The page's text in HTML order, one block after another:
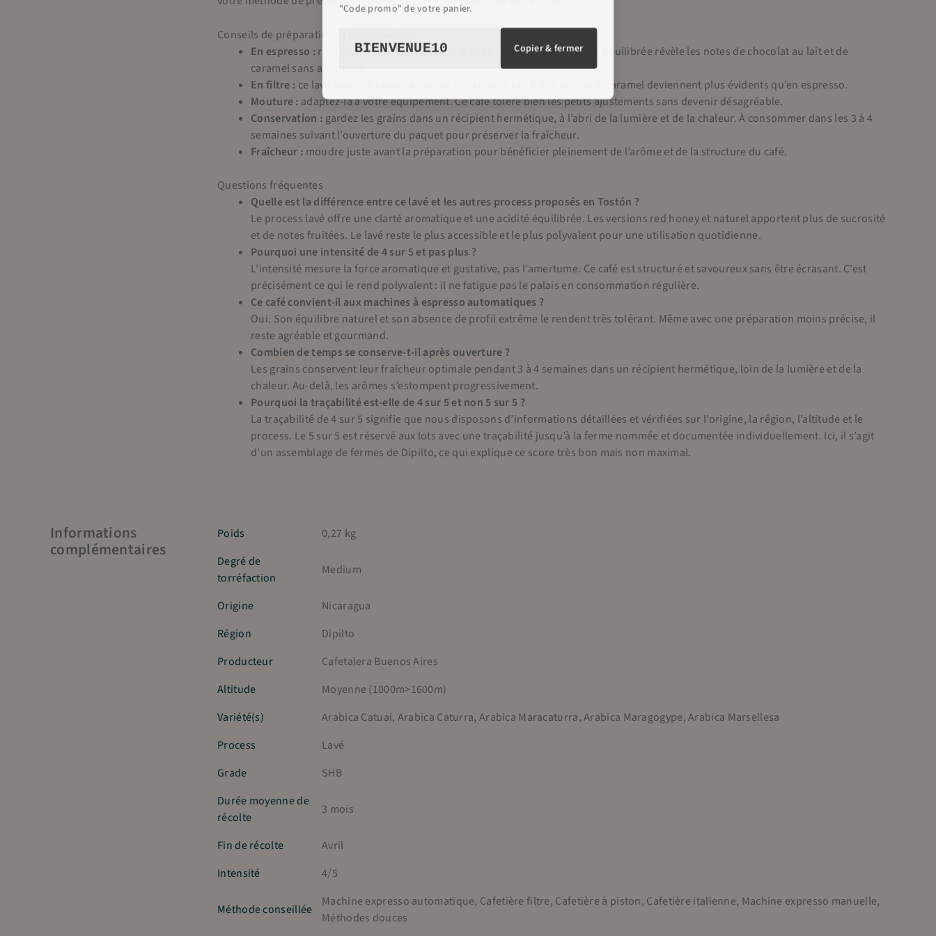
Conseils de préparation et conservation
En espresso : recherchez une belle sucrosité et du corps. Une extraction équilibrée révèle les notes de chocolat au lait et de
caramel sans amertume.
En filtre : ce lavé exprime toute sa finesse et sa clarté. Les fruits secs et le caramel deviennent plus évidents qu’en espresso.
Mouture : adaptez-la à votre équipement. Ce café tolère bien les petits ajustements sans devenir désagréable.
Conservation : gardez les grains dans un récipient hermétique, à l’abri de la lumière et de la chaleur. À consommer dans les 3 à 4
semaines suivant l’ouverture du paquet pour préserver la fraîcheur.
Fraîcheur : moudre juste avant la préparation pour bénéficier pleinement de l’arôme et de la structure du café.
Questions fréquentes
Quelle est la différence entre ce lavé et les autres process proposés en Tostón ?
Le process lavé offre une clarté aromatique et une acidité équilibrée. Les versions red honey et naturel apportent plus de sucrosité
et de notes fruitées. Le lavé reste le plus accessible et le plus polyvalent pour une utilisation quotidienne.
Pourquoi une intensité de 4 sur 5 et pas plus ?
L’intensité mesure la force aromatique et gustative, pas l’amertume. Ce café est structuré et savoureux sans être écrasant. C’est
précisément ce qui le rend polyvalent : il ne fatigue pas le palais en consommation régulière.
Ce café convient-il aux machines à espresso automatiques ?
Oui. Son équilibre naturel et son absence de profil extrême le rendent très tolérant. Même avec une préparation moins précise, il
reste agréable et gourmand.
Combien de temps se conserve-t-il après ouverture ?
Les grains conservent leur fraîcheur optimale pendant 3 à 4 semaines dans un récipient hermétique, loin de la lumière et de la
chaleur. Au-delà, les arômes s’estompent progressivement.
Pourquoi la traçabilité est-elle de 4 sur 5 et non 5 sur 5 ?
La traçabilité de 4 sur 5 signifie que nous disposons d’informations détaillées et vérifiées sur l’origine, la région, l’altitude et le
process. Le 5 sur 5 est réservé aux lots avec une traçabilité jusqu’à la ferme nommée et documentée individuellement. Ici, il s’agit
d’un assemblage de fermes de Dipilto, ce qui explique ce score très bon mais non maximal.
Informations
complémentaires
Poids
0,27 kg
Degré de
torréfaction
Medium
Origine
Nicaragua
Région
Dipilto
Producteur
Cafetalera Buenos Aires
Altitude
Moyenne (1000m>1600m)
Variété(s)
Arabica Catuai, Arabica Caturra, Arabica Maracaturra, Arabica Maragogype, Arabica Marsellesa
Process
Lavé
Grade
SHB
Durée moyenne de
récolte
3 mois
Fin de récolte
Avril
Intensité
4/5
Méthode conseillée
Machine expresso automatique, Cafetière filtre, Cafetière à piston, Cafetière italienne, Machine expresso manuelle,
Méthodes douces
"Code promo" de votre panier.
BIENVENUE10 Copier & fermer